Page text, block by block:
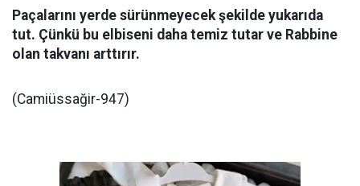
Paçalarını yerde sürünmeyecek şekilde yukarıda
tut. Çünkü bu elbiseni daha temiz tutar ve Rabbine
olan takvanı arttırır.
(Camiüssağir-947)